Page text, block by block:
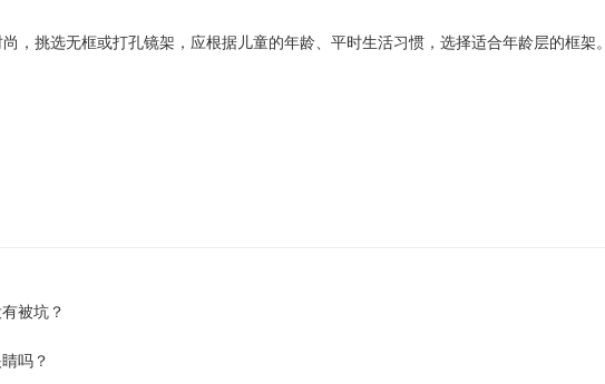
，挑选无框或打孔镜架，应根据儿童的年龄、平时生活习惯，选择适合年龄层的框架。
被坑？
吗？